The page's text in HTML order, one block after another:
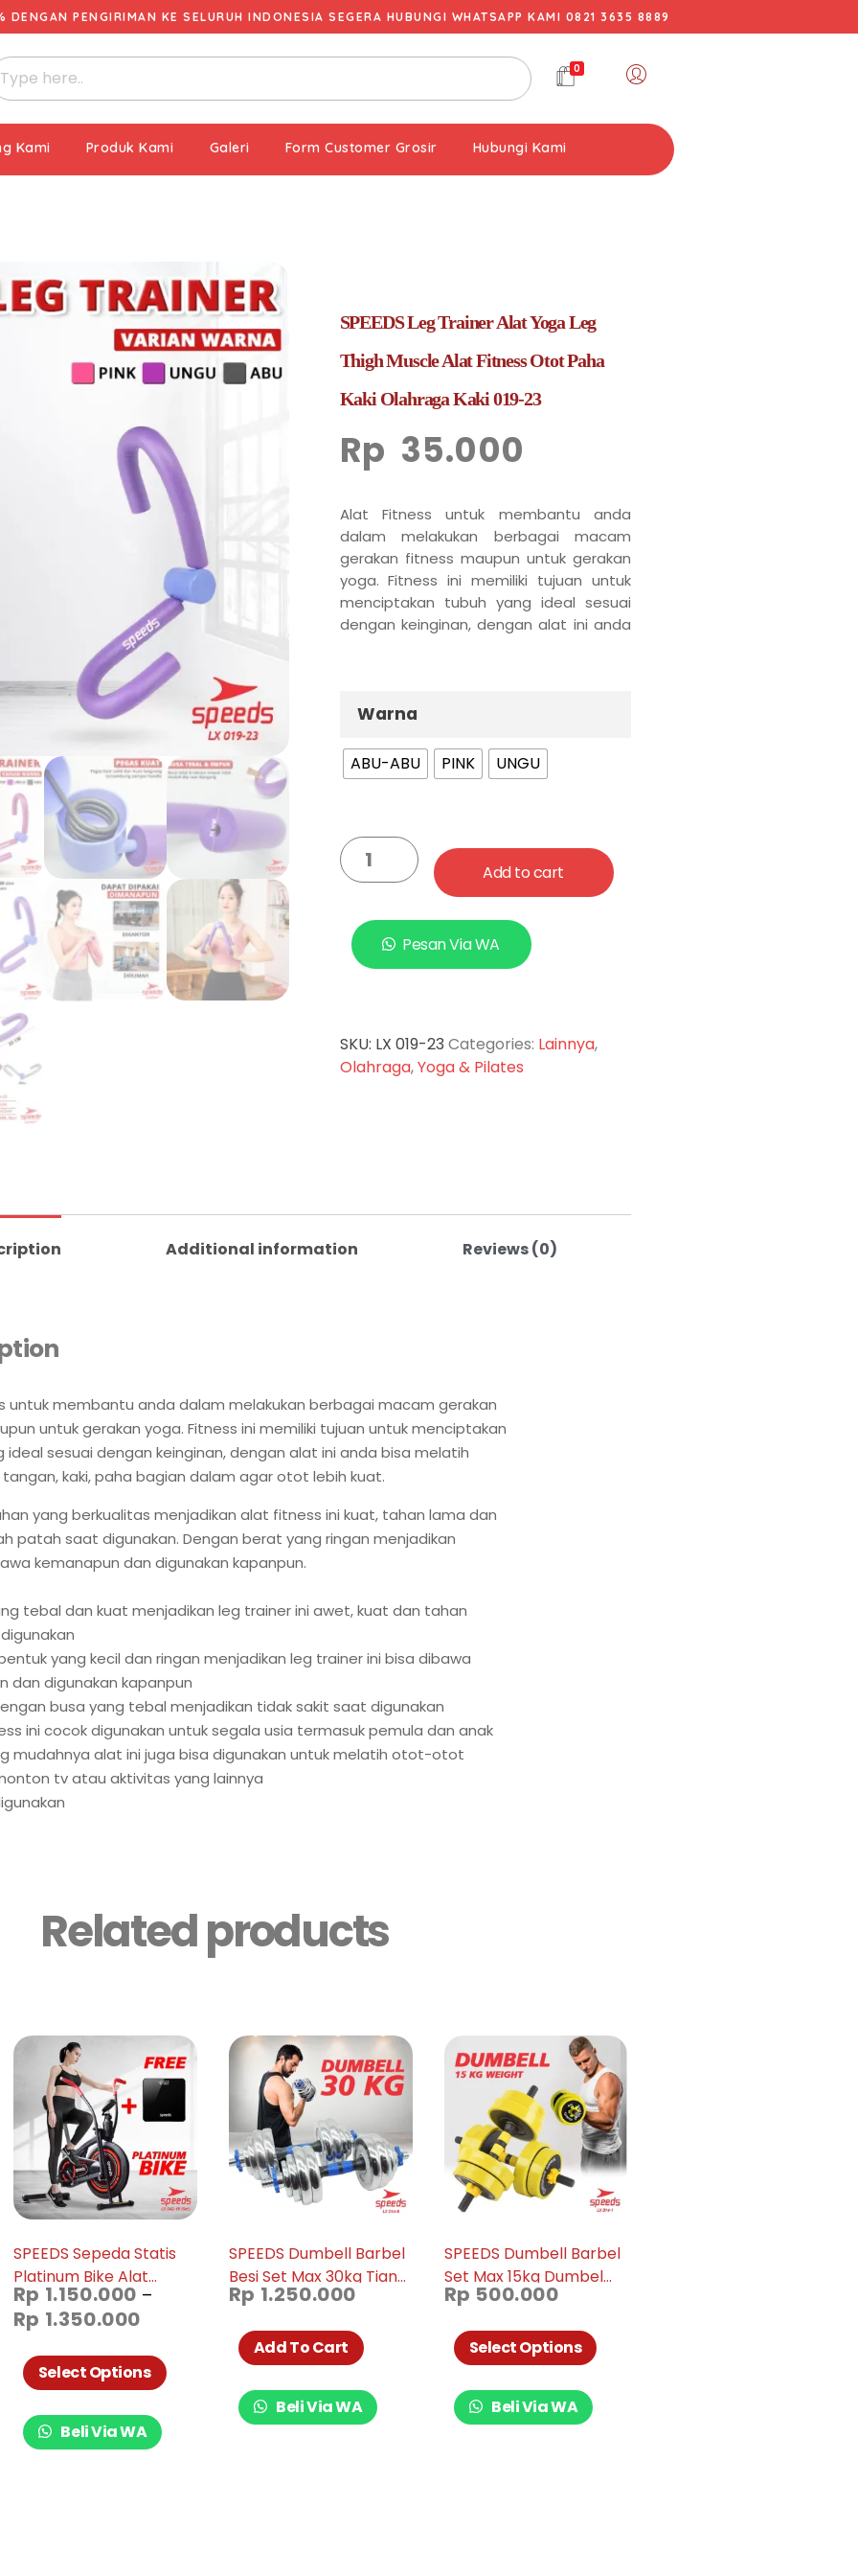
DENGAN PENGIRIMAN KE SELURUH INDONESIA SEGERA HUBUNGI WHATSAPP KAMI 0821 3635 8889
0
Kami Produk Kami Galeri Form Customer Grosir Hubungi Kami
SPEEDS Leg Trainer Alat Yoga Leg
Thigh Muscle Alat Fitness Otot Paha
Kaki Olahraga Kaki 019-23
Rp 35.000
Alat Fitness untuk membantu anda
dalam melakukan berbagai macam
gerakan fitness maupun untuk gerakan
yoga. Fitness ini memiliki tujuan untuk
menciptakan tubuh yang ideal sesuai
dengan keinginan, dengan alat ini anda
Warna
ABU-ABU PINK UNGU
Add to cart
Pesan Via WA
SKU: LX 019-23 Categories: Lainnya,
Olahraga,Yoga & Pilates
Additional information Reviews (0)
untuk membantu anda dalam melakukan berbagai macam gerakan
untuk gerakan yoga. Fitness ini memiliki tujuan untuk menciptakan
ideal sesuai dengan keinginan, dengan alat ini anda bisa melatih
kaki, paha bagian dalam agar otot lebih kuat.
yang berkualitas menjadikan alat fitness ini kuat, tahan lama dan
patah saat digunakan. Dengan berat yang ringan menjadikan
kemanapun dan digunakan kapanpun.
tebal dan kuat menjadikan leg trainer ini awet, kuat dan tahan
yang kecil dan ringan menjadikan leg trainer ini bisa dibawa
dan digunakan kapanpun
busa yang tebal menjadikan tidak sakit saat digunakan
ini cocok digunakan untuk segala usia termasuk pemula dan anak
mudahnya alat ini juga bisa digunakan untuk melatih otot-otot
tv atau aktivitas yang lainnya
Related products
SPEEDS Sepeda Statis
Platinum Bike Alat
Fitness Spinning Bike
Sepeda Fitness Untuk Di
Rp 1.150.000 –
Rp 1.350.000
Select Options
Beli Via WA
SPEEDS Dumbell Barbel
Besi Set Max 30kg Tiang
Angkat Beban Besi 30
Rp 1.250.000
Add To Cart
Beli Via WA
SPEEDS Dumbell Barbel
Set Max 15kg Dumbel
Dumble Alat Fitness 2
Rp 500.000
Select Options
Beli Via WA